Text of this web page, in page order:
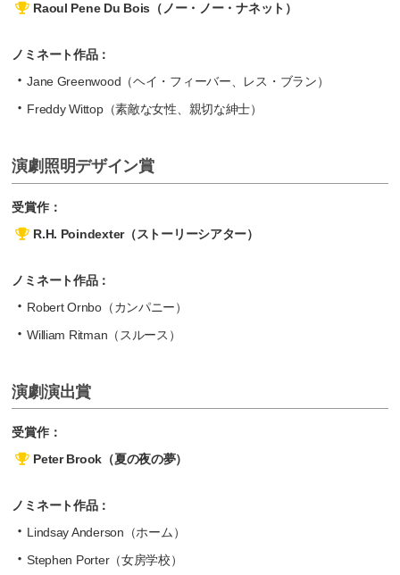
Raoul Pene Du Bois（ノー・ノー・ナネット）
ノミネート作品：
Jane Greenwood（ヘイ・フィーバー、レス・ブラン）
Freddy Wittop（素敵な女性、親切な紳士）
演劇照明デザイン賞
受賞作：
R.H. Poindexter（ストーリーシアター）
ノミネート作品：
Robert Ornbo（カンパニー）
William Ritman（スルース）
演劇演出賞
受賞作：
Peter Brook（夏の夜の夢）
ノミネート作品：
Lindsay Anderson（ホーム）
Stephen Porter（女房学校）